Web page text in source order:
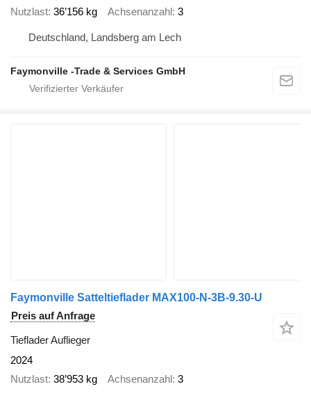
Nutzlast 36’156 kg Achsenanzahl 3
Deutschland, Landsberg am Lech
Faymonville -Trade & Services GmbH
Faymonville Satteltieflader MAX100-N-3B-9.30-U
Preis auf Anfrage
Tieflader Auflieger
2024
Nutzlast 38’953 kg Achsenanzahl 3